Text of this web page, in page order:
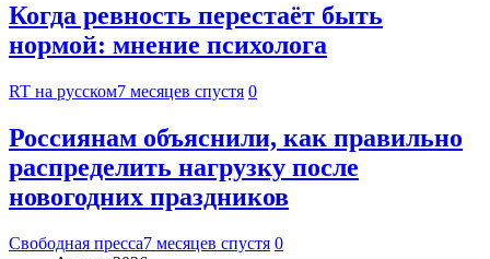
Когда ревность перестаёт быть
нормой: мнение психолога
RT на русском7 месяцев спустя 0
Россиянам объяснили, как правильно
распределить нагрузку после
новогодних праздников
Свободная пресса7 месяцев спустя 0